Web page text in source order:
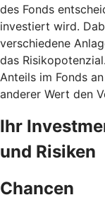
des Fonds
investiert wird.
verschiedene
das
Anteils im Fonds
anderer Wert den
Ihr
und Risiken
Chancen